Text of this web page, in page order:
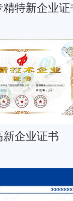
精特新企业证
新企业证书